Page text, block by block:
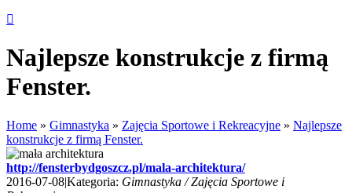
Najlepsze konstrukcje z firmą
Fenster.
Home » Gimnastyka » Zajęcia Sportowe i Rekreacyjne » Najlepsze
konstrukcje z firmą Fenster.
http://fensterbydgoszcz.pl/mala-architektura/
2016-07-08|Kategoria: Gimnastyka / Zajęcia Sportowe i